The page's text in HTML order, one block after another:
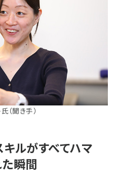
（聞き手）
ルがすべてハマ
瞬間